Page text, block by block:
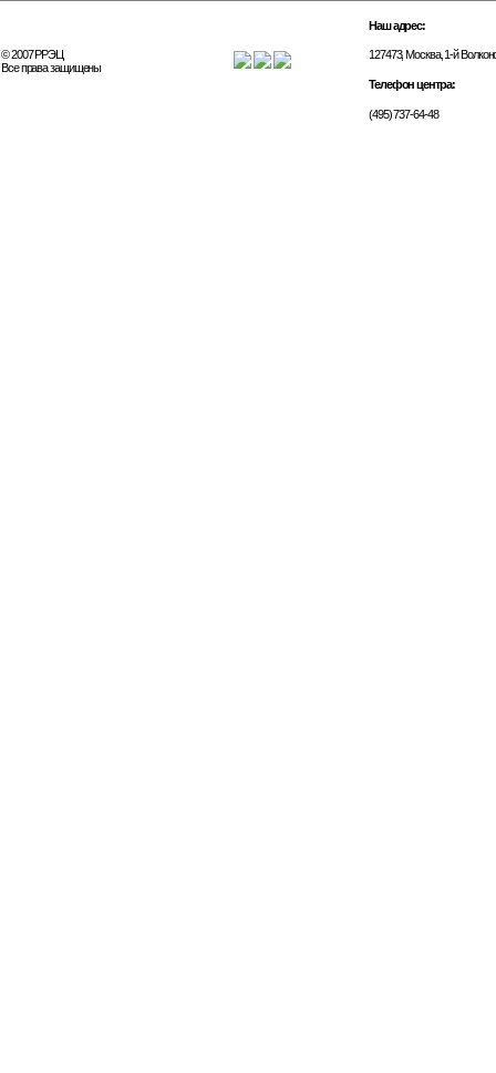
© 2007 РРЭЦ
Все права защищены
Наш адрес:
127473, Москва, 1-й
Телефон центра:
(495) 737-64-48